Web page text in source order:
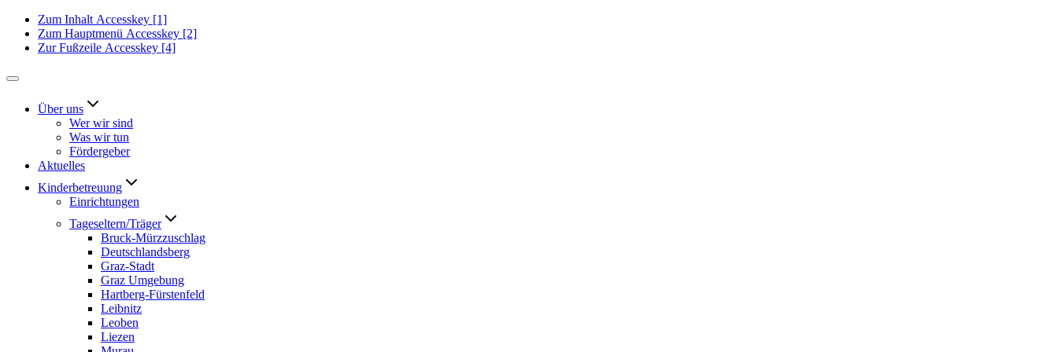
Zum Inhalt Accesskey [1]
Zum Hauptmenü Accesskey [2]
Zur Fußzeile Accesskey [4]
Über uns
Wer wir sind
Was wir tun
Fördergeber
Aktuelles
Kinderbetreuung
Einrichtungen
Tageseltern/Träger
Bruck-Mürzzuschlag
Deutschlandsberg
Graz-Stadt
Graz Umgebung
Hartberg-Fürstenfeld
Leibnitz
Leoben
Liezen